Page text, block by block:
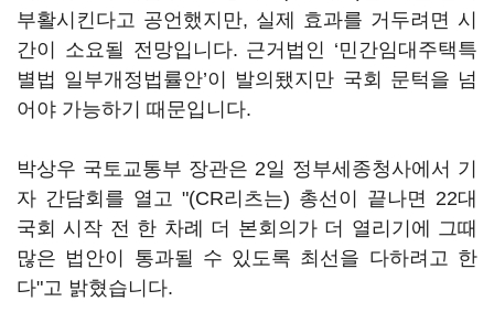
부활시킨다고 공언했지만, 실제 효과를 거두려면 시
간이 소요될 전망입니다. 근거법인 ‘민간임대주택특
별법 일부개정법률안’이 발의됐지만 국회 문턱을 넘
어야 가능하기 때문입니다.
박상우 국토교통부 장관은 2일 정부세종청사에서 기
자 간담회를 열고 "(CR리츠는) 총선이 끝나면 22대
국회 시작 전 한 차례 더 본회의가 더 열리기에 그때
많은 법안이 통과될 수 있도록 최선을 다하려고 한
다"고 밝혔습니다.